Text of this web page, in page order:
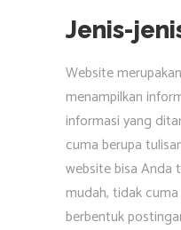
Jenis-
Website
menampilkan
informasi yang
cuma berupa
website bisa Anda
mudah, tidak
berbentuk